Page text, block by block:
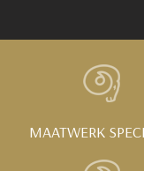
MAATWERK